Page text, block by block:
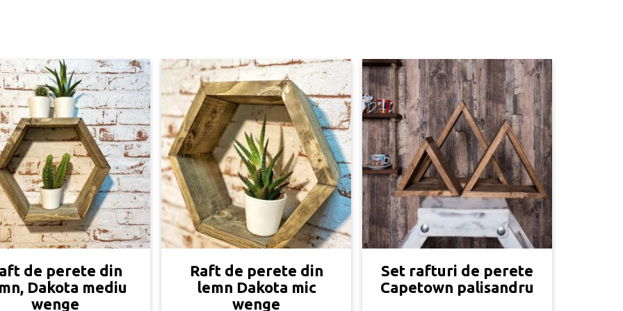
de perete din
Dakota mediu
wenge
Raft de perete din
lemn Dakota mic
wenge
Set rafturi de perete
Capetown palisandru